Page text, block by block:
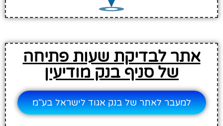
אתר לבדיקת שעות פתיחה
של סניף בנק מודיעין
למעבר לאתר של בנק אגוד לישראל בע"מ